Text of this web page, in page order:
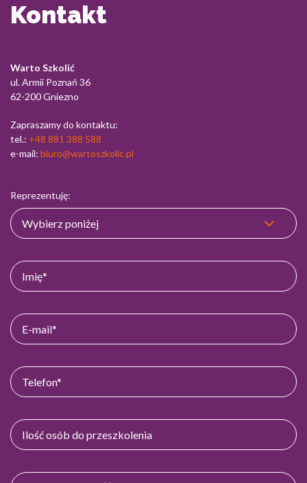
Kontakt
Warto Szkolić
ul. Armii Poznań 36
62-200 Gniezno
Zapraszamy do kontaktu:
tel.: +48 881 388 588
e-mail: biuro@wartoszkolic.pl
Reprezentuję: